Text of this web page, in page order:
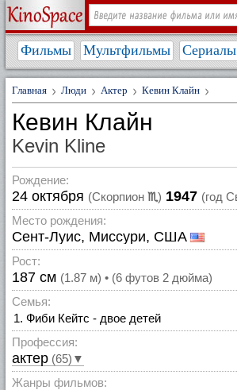
Фильмы Мультфильмы Сериалы
Главная Люди Актер Кевин Клайн
Кевин Клайн
Kevin Kline
Рождение:
24 октября (Скорпион ♏) 1947 (год
Место рождения:
Сент-Луис, Миссури, США
Рост:
187 см (1.87 м) • (6 футов 2 дюйма)
Семья:
Фиби Кейтс - двое детей
Профессия:
актер (65)▼
Жанры фильмов: